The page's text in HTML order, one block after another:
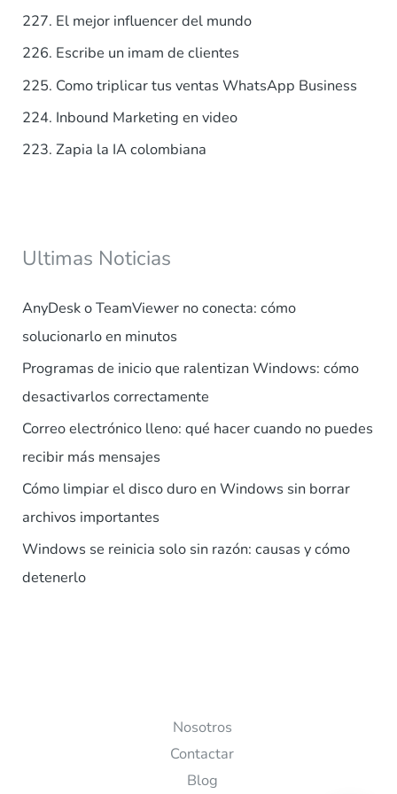
p
o
227. El mejor influencer del mundo
226. Escribe un imam de clientes
225. Como triplicar tus ventas WhatsApp Business
224. Inbound Marketing en video
223. Zapia la IA colombiana
Ultimas Noticias
AnyDesk o TeamViewer no conecta: cómo
solucionarlo en minutos
Programas de inicio que ralentizan Windows: cómo
desactivarlos correctamente
Correo electrónico lleno: qué hacer cuando no puedes
recibir más mensajes
Cómo limpiar el disco duro en Windows sin borrar
archivos importantes
Windows se reinicia solo sin razón: causas y cómo
detenerlo
Nosotros
Contactar
Blog